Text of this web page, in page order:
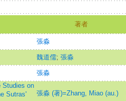
著者
張淼
魏道儒; 張淼
張淼
Studies on
Sutras'
張淼 (著)=Zhang, Miao (au.)